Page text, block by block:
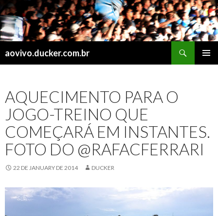
aovivo.ducker.com.br
AQUECIMENTO PARA O
JOGO-TREINO QUE
COMEÇARÁ EM INSTANTES.
FOTO DO @RAFACFERRARI
22 DE JANUARY DE 2014 DUCKER